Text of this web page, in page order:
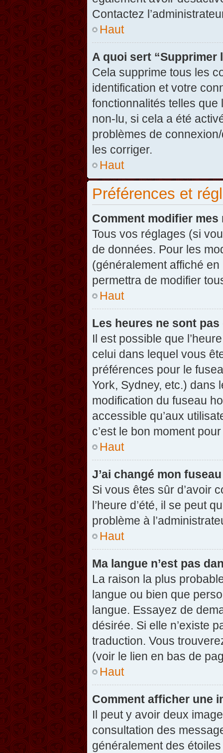
Contactez
Haut
A quoi sert “Supprimer
Cela supprime tous les
identification et votre
fonctionnalités telles que
non-lu, si cela a été
problèmes de
les corriger.
Haut
Préférences et
Comment modifier mes
Tous vos réglages (si
de données. Pour les
(généralement affiché
permettra de modifier
Haut
Les heures ne sont
Il est possible que
celui dans lequel vous
préférences pour le
York, Sydney, etc.) dans
modification du fuseau
accessible qu’aux
c’est le bon moment
Haut
J’ai changé mon
Si vous êtes sûr d’avoir
l’heure d’été, il se peut
problème à
Haut
Ma langue n’est pas
La raison la plus
langue ou bien que
langue. Essayez de
désirée. Si elle n’existe
traduction. Vous
(voir le lien en bas de
Haut
Comment afficher une
Il peut y avoir deux
consultation des
généralement des